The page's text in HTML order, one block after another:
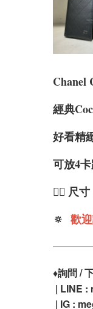
Chanel
經典
好看精
可放4
❤️‍🔥 尺
🔅 歡
♦️詢問 /
| LINE :
| IG :